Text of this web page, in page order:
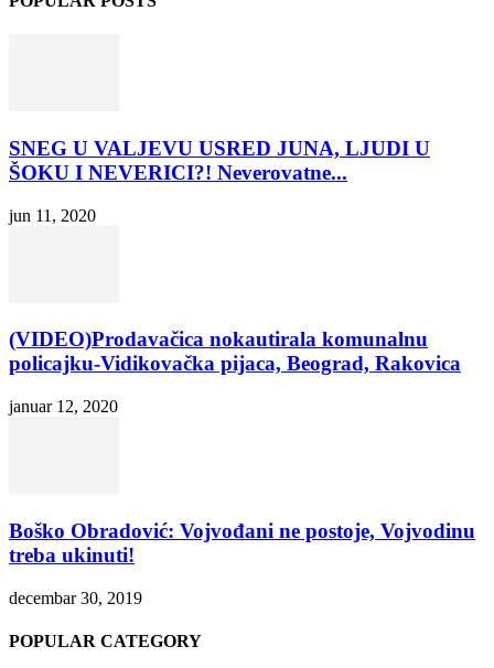
SNEG U VALJEVU USRED JUNA, LJUDI U
ŠOKU I NEVERICI?! Neverovatne...
jun 11, 2020
(VIDEO)Prodavačica nokautirala komunalnu
policajku-Vidikovačka pijaca, Beograd, Rakovica
januar 12, 2020
Boško Obradović: Vojvođani ne postoje, Vojvodinu
treba ukinuti!
decembar 30, 2019
POPULAR CATEGORY